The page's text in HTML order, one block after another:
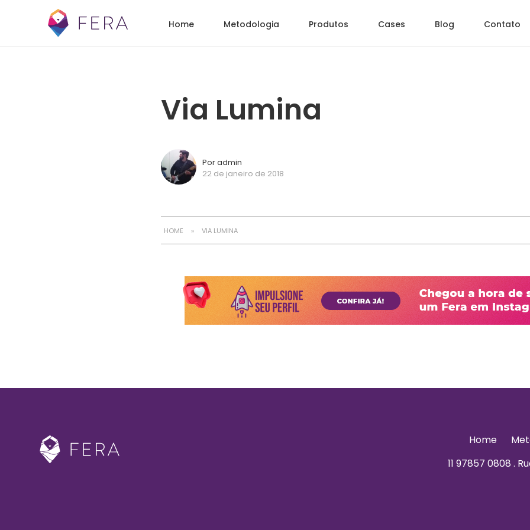
Home Metodologia Produtos Cases Blog Contato
Via Lumina
Por admin
22 de janeiro de 2018
HOME » VIA LUMINA
Home
11 97857 0808 .